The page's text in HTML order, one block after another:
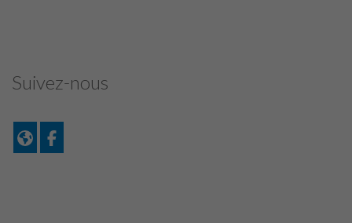
Suivez-nous